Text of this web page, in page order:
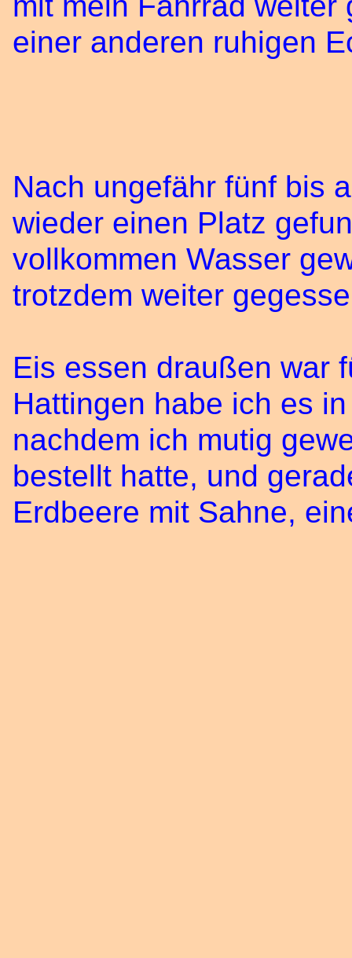
einer anderen ruhigen
Nach ungefähr fünf bis
wieder einen Platz
vollkommen Wasser
trotzdem weiter
Eis essen draußen war
Hattingen habe ich es
nachdem ich mutig
bestellt hatte, und
Erdbeere mit Sahne,